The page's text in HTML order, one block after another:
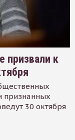
призвали к
признанных
30 октября